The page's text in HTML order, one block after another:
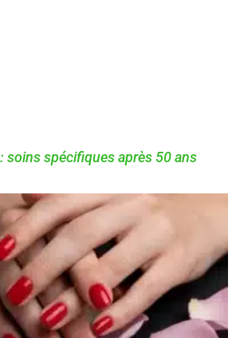
soins spécifiques après 50 ans